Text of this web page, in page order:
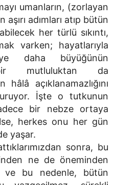
umanların, (zorlayan
aşırı adımları atıp bütün
her türlü sıkıntı,
varken; hayatlarıyla
daha büyüğünün
bir mutluluktan da
açıklanamazlığını
İşte o tutkunun
bir nebze ortaya
herkes onu her gün
yaşar.
sonra, bu
ne de öneminden
ve bu nedenle, bütün